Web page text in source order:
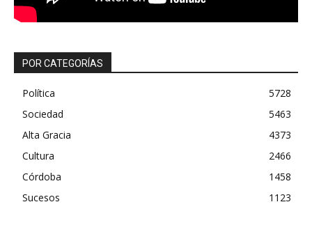
POR CATEGORÍAS
Política
5728
Sociedad
5463
Alta Gracia
4373
Cultura
2466
Córdoba
1458
Sucesos
1123